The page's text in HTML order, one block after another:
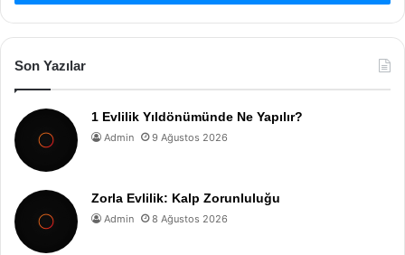
Son Yazılar
1 Evlilik Yıldönümünde Ne Yapılır?
Admin 9 Ağustos 2026
Zorla Evlilik: Kalp Zorunluluğu
Admin 8 Ağustos 2026